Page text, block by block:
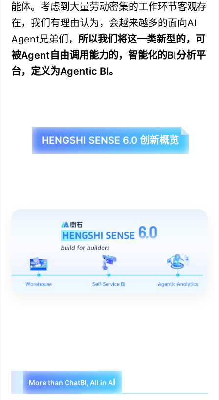
能体。考虑到大量劳动密集的工作环节客观存
在，我们有理由认为，会越来越多的面向AI
Agent兄弟们， 所以我们将这一类新型的，可
被Agent自由调用能力的，智能化的BI分析平
台，定义为Agentic BI。
HENGSHI SENSE 6.0 创新概览
More than ChatBI, All in AI